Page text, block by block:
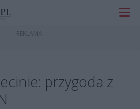
przygoda z